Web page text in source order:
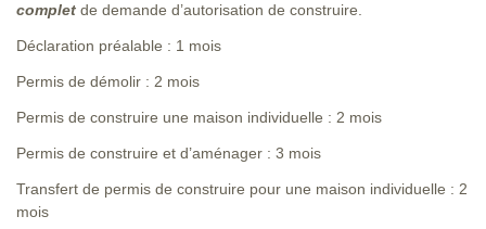
complet de demande d’autorisation de construire.
Déclaration préalable : 1 mois
Permis de démolir : 2 mois
Permis de construire une maison individuelle : 2 mois
Permis de construire et d’aménager : 3 mois
Transfert de permis de construire pour une maison individuelle : 2
mois